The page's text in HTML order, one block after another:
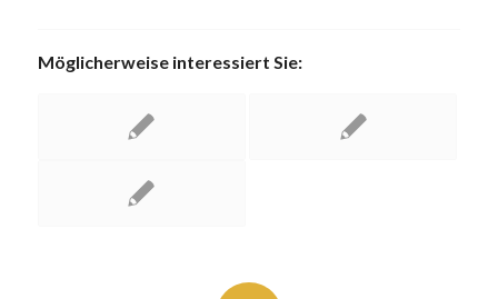
Möglicherweise interessiert Sie: